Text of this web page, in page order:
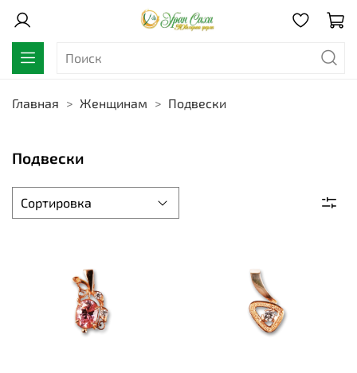
Главная Женщинам Подвески
Подвески